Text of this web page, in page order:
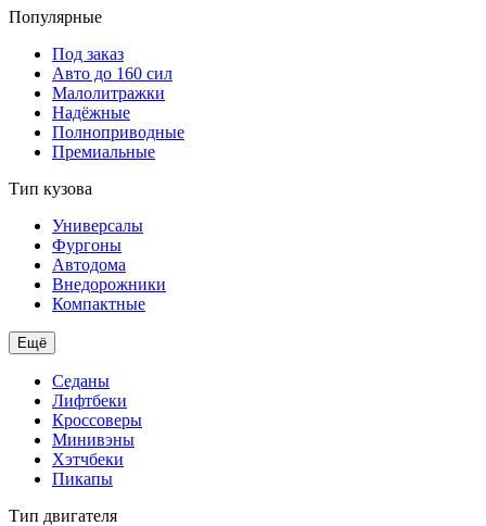
Популярные
Под заказ
Авто до 160 сил
Малолитражки
Надёжные
Полноприводные
Премиальные
Тип кузова
Универсалы
Фургоны
Автодома
Внедорожники
Компактные
Ещё
Седаны
Лифтбеки
Кроссоверы
Минивэны
Хэтчбеки
Пикапы
Тип двигателя